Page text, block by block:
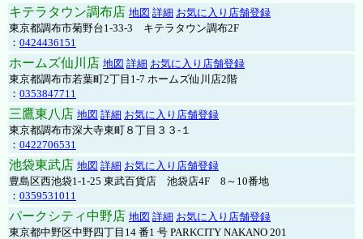
キテラタウン調布店 地図 詳細 お気に入り店舗登録
東京都調布市菊野台1-33-3 キテラタウン調布2F
： 0424436151
ホームズ仙川店 地図 詳細 お気に入り店舗登録
東京都調布市若葉町2丁目1-7 ホームズ仙川店2階
： 0353847711
三鷹東八店 地図 詳細 お気に入り店舗登録
東京都調布市深大寺東町８丁目３３-１
： 0422706531
池袋東武店 地図 詳細 お気に入り店舗登録
豊島区西池袋1-1-25 東武百貨店 池袋店4F 8～10番地
： 0359531011
パークシティ中野店 地図 詳細 お気に入り店舗登録
東京都中野区中野四丁目14 番1 号 PARKCITY NAKANO 201